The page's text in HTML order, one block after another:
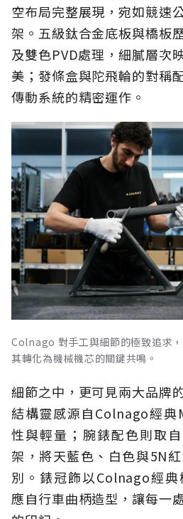
空布局完整展現，宛如競速
架。五級鈦合金底板與橋板
及雙色PVD處理，細膩層次
美；發條盒與陀飛輪的對稱
傳動系統的精密運作。
Colnago 對手工與細節的極致追求
其轉化為機械機芯的關鍵共鳴。
細節之中，更可見兩大品牌
結構靈感源自Colnago經
性與輕量；腕錶配色則取
架，將天藍色、白色與5N
別。錶冠飾以Colnago經
應自行車曲柄造型，讓每一